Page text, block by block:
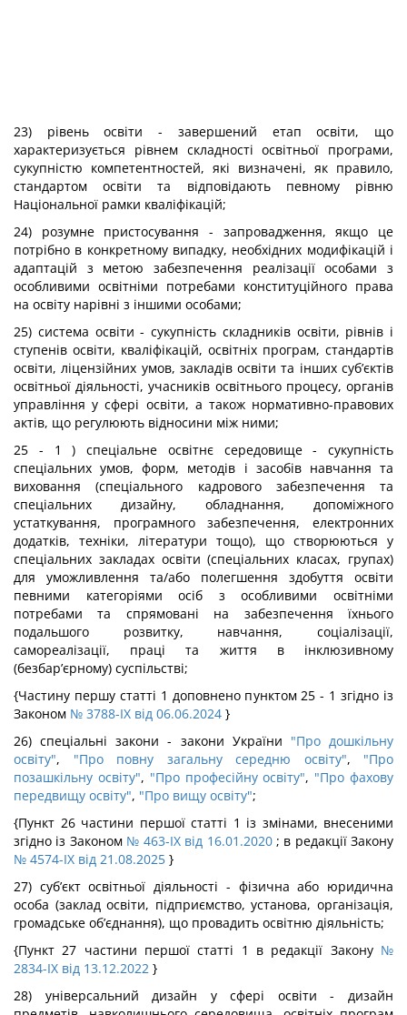
23) рівень освіти - завершений етап освіти, що
характеризується рівнем складності освітньої програми,
сукупністю компетентностей, які визначені, як правило,
стандартом освіти та відповідають певному рівню
Національної рамки кваліфікацій;
24) розумне пристосування - запровадження, якщо це
потрібно в конкретному випадку, необхідних модифікацій і
адаптацій з метою забезпечення реалізації особами з
особливими освітніми потребами конституційного права
на освіту нарівні з іншими особами;
25) система освіти - сукупність складників освіти, рівнів і
ступенів освіти, кваліфікацій, освітніх програм, стандартів
освіти, ліцензійних умов, закладів освіти та інших суб’єктів
освітньої діяльності, учасників освітнього процесу, органів
управління у сфері освіти, а також нормативно-правових
актів, що регулюють відносини між ними;
25 - 1 ) спеціальне освітнє середовище - сукупність
спеціальних умов, форм, методів і засобів навчання та
виховання (спеціального кадрового забезпечення та
спеціальних дизайну, обладнання, допоміжного
устаткування, програмного забезпечення, електронних
додатків, техніки, літератури тощо), що створюються у
спеціальних закладах освіти (спеціальних класах, групах)
для уможливлення та/або полегшення здобуття освіти
певними категоріями осіб з особливими освітніми
потребами та спрямовані на забезпечення їхнього
подальшого розвитку, навчання, соціалізації,
самореалізації, праці та життя в інклюзивному
(безбар’єрному) суспільстві;
{Частину першу статті 1 доповнено пунктом 25 - 1 згідно із
Законом № 3788-IX від 06.06.2024 }
26) спеціальні закони - закони України "Про дошкільну
освіту", "Про повну загальну середню освіту", "Про
позашкільну освіту", "Про професійну освіту", "Про фахову
передвищу освіту", "Про вищу освіту";
{Пункт 26 частини першої статті 1 із змінами, внесеними
згідно із Законом № 463-IX від 16.01.2020; в редакції Закону
№ 4574-IX від 21.08.2025 }
27) суб’єкт освітньої діяльності - фізична або юридична
особа (заклад освіти, підприємство, установа, організація,
громадське об’єднання), що провадить освітню діяльність;
{Пункт 27 частини першої статті 1 в редакції Закону №
2834-IX від 13.12.2022 }
28) універсальний дизайн у сфері освіти - дизайн